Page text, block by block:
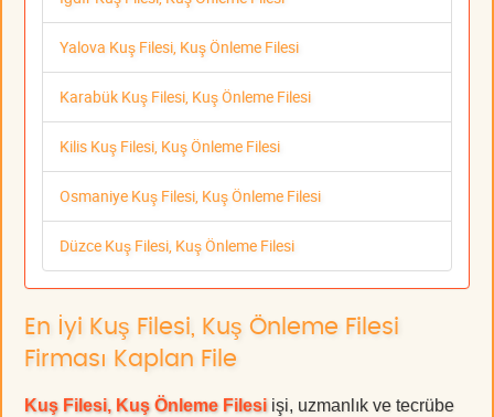
Yalova Kuş Filesi, Kuş Önleme Filesi
Karabük Kuş Filesi, Kuş Önleme Filesi
Kilis Kuş Filesi, Kuş Önleme Filesi
Osmaniye Kuş Filesi, Kuş Önleme Filesi
Düzce Kuş Filesi, Kuş Önleme Filesi
En İyi Kuş Filesi, Kuş Önleme Filesi
Firması Kaplan File
Kuş Filesi, Kuş Önleme Filesi işi, uzmanlık ve tecrübe